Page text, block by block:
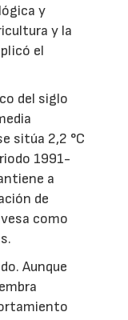
y
y la
el
del siglo
sitúa 2,2 °C
1991-
a
de
como
Aunque